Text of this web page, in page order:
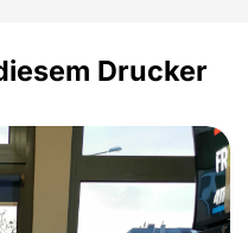
Drucker